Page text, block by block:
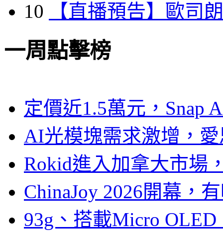
10
【直播預告】歐司
一周點擊榜
定價近1.5萬元，Snap
AI光模塊需求激增，
Rokid進入加拿大市場
ChinaJoy 2026開幕，
93g、搭載Micro